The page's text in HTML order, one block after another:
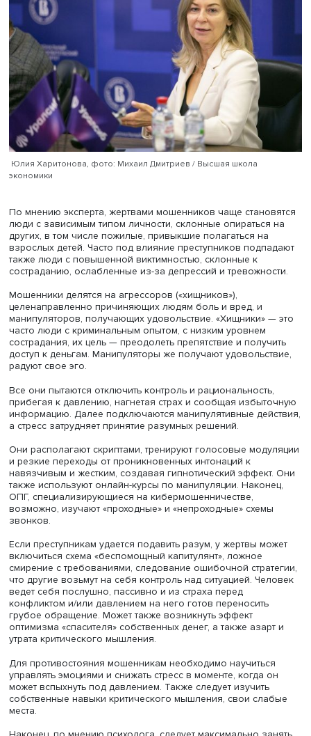
Госорганы стремятся отслеживать SIM-карты, номера и
вместе с банками они стараются прервать
подозрительных звонках с номеров, замеченных
мошенничестве. Однако преступники, в свою очередь,
пытаются мимикрировать под следователей ФСБ или
групповые атаки, начинающиеся, например, со звонка
необходимости продления контракта с мобильным
оператором. Если люди сообщают им цифры для
«Госуслугам», они меняют контрольный вопрос и затем
сообщают о взломе и предлагают связаться с номером
«поддержки», завлекая жертву в более глубокую
«Госуслуги» среагировали усложнением доступа к
«Возможен момент, когда вы не заподозрите
предостерег Борис Воронин.
Чтобы сократить число мошеннических звонков,
прекратить утечку данных, которые используют
Перекрыть полностью доступ не получится, поэтому
повысить уровень информированности и недоверия,
создает и барьеры для экономического роста.
Психолог, консультант руководителей высшего звена
РАНХиГС Юлия Харитонова отметила: ее опыт
жертвами мошенников могут стать и
люди. Например, одну из ее доверительниц, врача, на
данных раскачала группа людей, представившихся
следователем, сотрудником банка и финансового
мониторинга. Она остановилась, только когда они
принудить ее взять кредит.
Юлия Харитонова, фото: Михаил Дмитриев / Высшая школа
экономики